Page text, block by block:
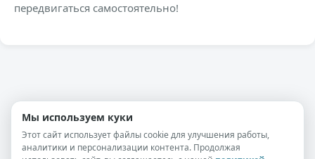
передвигаться самостоятельно!
🤷
Мы используем куки
Этот сайт использует файлы cookie для улучшения работы,
аналитики и персонализации контента. Продолжая